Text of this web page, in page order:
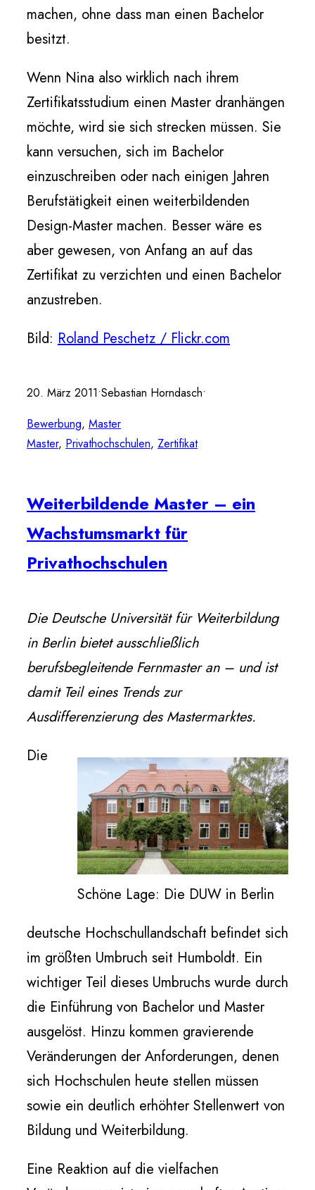
machen, ohne dass man einen Bachelor
besitzt.
Wenn Nina also wirklich nach ihrem
Zertifikatsstudium einen Master dranhängen
möchte, wird sie sich strecken müssen. Sie
kann versuchen, sich im Bachelor
einzuschreiben oder nach einigen Jahren
Berufstätigkeit einen weiterbildenden
Design-Master machen. Besser wäre es
aber gewesen, von Anfang an auf das
Zertifikat zu verzichten und einen Bachelor
anzustreben.
Bild: Roland Peschetz / Flickr.com
20. März 2011•Sebastian Horndasch•
Bewerbung, Master
Master, Privathochschulen, Zertifikat
Weiterbildende Master – ein
Wachstumsmarkt für
Privathochschulen
Die Deutsche Universität für Weiterbildung
in Berlin bietet ausschließlich
berufsbegleitende Fernmaster an – und ist
damit Teil eines Trends zur
Ausdifferenzierung des Mastermarktes.
Schöne Lage: Die DUW in Berlin
Die
deutsche Hochschullandschaft befindet sich
im größten Umbruch seit Humboldt. Ein
wichtiger Teil dieses Umbruchs wurde durch
die Einführung von Bachelor und Master
ausgelöst. Hinzu kommen gravierende
Veränderungen der Anforderungen, denen
sich Hochschulen heute stellen müssen
sowie ein deutlich erhöhter Stellenwert von
Bildung und Weiterbildung.
Eine Reaktion auf die vielfachen